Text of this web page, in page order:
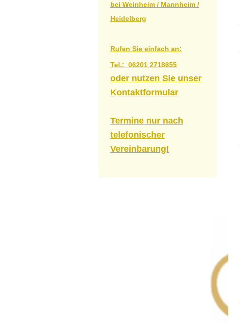
bei Weinheim / Mannheim /
Heidelberg
Rufen Sie einfach an:
Tel.: 06201 2718655
oder nutzen Sie unser
Kontaktformular
Termine nur nach
telefonischer
Vereinbarung!